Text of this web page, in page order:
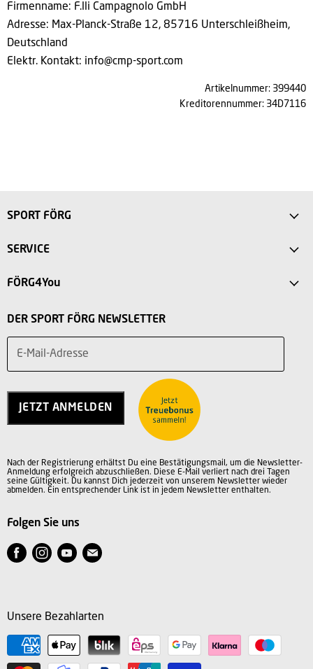
Firmenname: F.lli Campagnolo GmbH
Adresse: Max-Planck-Straße 12, 85716 Unterschleißheim,
Deutschland
Elektr. Kontakt: info@cmp-sport.com
Artikelnummer: 399440
Kreditorennummer: 34D7116
SPORT FÖRG
Anfahrt
Intersport Förg Landsberg
Sport Outlet Augsburg
Sport Outlet Stadtbergen
Über uns
Jobs
AGB
Impressum
SERVICE
FAQ
Rücksendung
Service
Kontakt
Vertrag widerrufen
FÖRG4You
Teilnahmebedingungen
DER SPORT FÖRG NEWSLETTER
E-Mail-Adresse
JETZT ANMELDEN
Nach der Registrierung erhältst Du eine Bestätigungsmail, um die Newsletter-
Anmeldung erfolgreich abzuschließen. Diese E-Mail verliert nach drei Tagen
seine Gültigkeit. Du kannst Dich jederzeit von unserem Newsletter wieder
abmelden. Ein entsprechender Link ist in jedem Newsletter enthalten.
Folgen Sie uns
FindenFindenFinden
auf
Finden
Mail
Unsere Bezahlarten